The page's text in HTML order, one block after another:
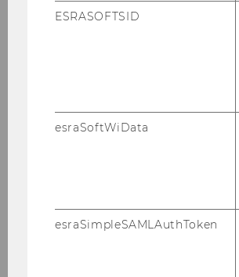
Werner H. Hoffmann, Univ.-Prof.
Angelika Höllebauer
Kim Melissa Bär, MSc
ESRASOFTSID
esraSoftWiData
esraSimpleSAMLAuthToken